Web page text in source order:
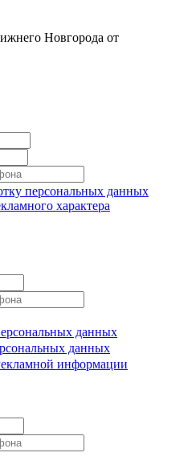
Новгорода от
персональных данных
характера
данных
данных
информации